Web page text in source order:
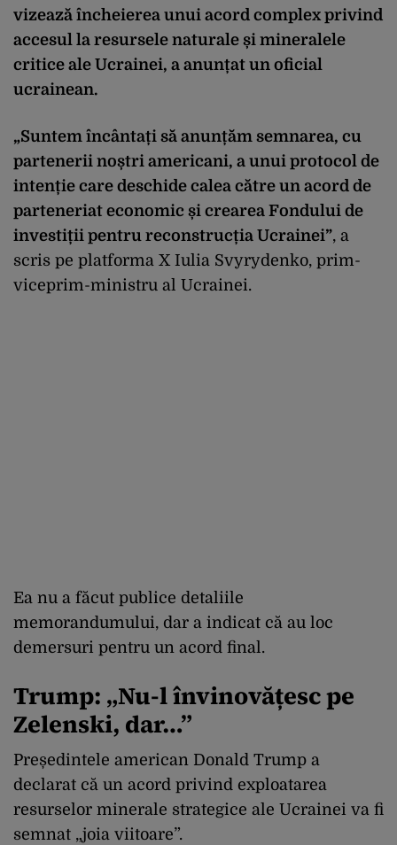
vizează încheierea unui acord complex privind
accesul la resursele naturale și mineralele
critice ale Ucrainei, a anunțat un oficial
ucrainean.
„Suntem încântați să anunțăm semnarea, cu
partenerii noștri americani, a unui protocol de
intenție care deschide calea către un acord de
parteneriat economic și crearea Fondului de
investiții pentru reconstrucția Ucrainei”, a
scris pe platforma X Iulia Svyrydenko, prim-
viceprim-ministru al Ucrainei.
Ea nu a făcut publice detaliile
memorandumului, dar a indicat că au loc
demersuri pentru un acord final.
Trump: „Nu-l învinovățesc pe
Zelenski, dar…”
Președintele american Donald Trump a
declarat că un acord privind exploatarea
resurselor minerale strategice ale Ucrainei va fi
semnat „joia viitoare”.